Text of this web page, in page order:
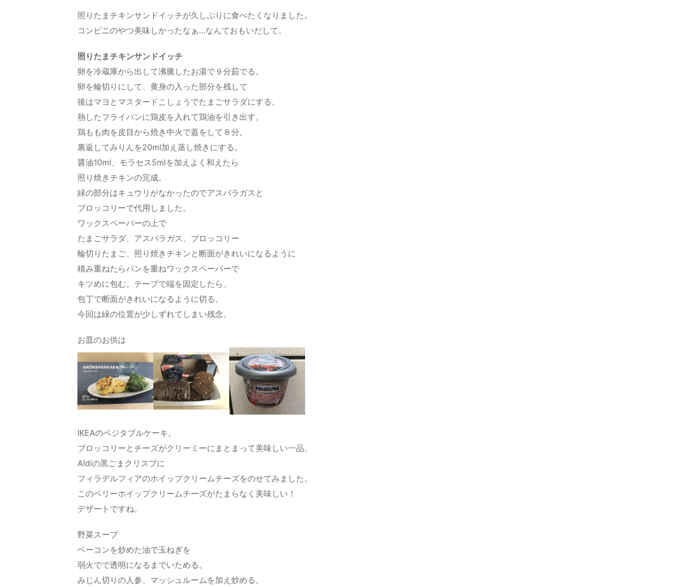
照りたまチキンサンドイッチが久しぶりに食べたくなりました。
コンビニのやつ美味しかったなぁ…なんておもいだして。
照りたまチキンサンドイッチ
卵を冷蔵庫から出して沸騰したお湯で９分茹でる。
卵を輪切りにして、黄身の入った部分を残して
後はマヨとマスタードこしょうでたまごサラダにする。
熱したフライパンに鶏皮を入れて鶏油を引き出す。
鶏もも肉を皮目から焼き中火で蓋をして８分。
裏返してみりんを20ml加え蒸し焼きにする。
醤油10ml、モラセス5mlを加えよく和えたら
照り焼きチキンの完成。
緑の部分はキュウリがなかったのでアスバラガスと
ブロッコリーで代用しました。
ワックスペーパーの上で
たまごサラダ、アスパラガス、ブロッコリー
輪切りたまご、照り焼きチキンと断面がきれいになるように
積み重ねたらパンを重ねワックスペーパーで
キツめに包む。テープで端を固定したら、
包丁で断面がきれいになるように切る。
今回は緑の位置が少しずれてしまい残念。
お皿のお供は
IKEAのベジタブルケーキ。
ブロッコリーとチーズがクリーミーにまとまって美味しい一品。
Aldiの黒ごまクリスプに
フィラデルフィアのホイップクリームチーズをのせてみました。
このベリーホイップクリームチーズがたまらなく美味しい！
デザートですね。
野菜スープ
ベーコンを炒めた油で玉ねぎを
弱火でで透明になるまでいためる。
みじん切りの人参、マッシュルームを加え炒める。